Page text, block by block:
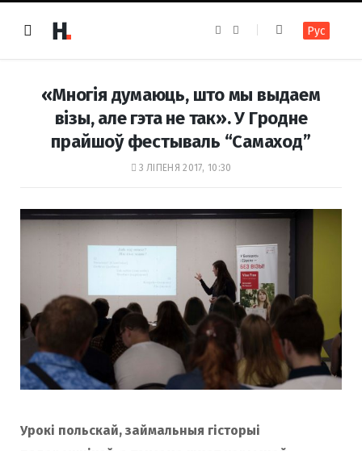
e
o
k
t
r
a
m
Рус
«Многія думаюць, што мы выдаем
візы, але гэта не так». У Гродне
прайшоў фестываль “Самаход”
3 ЛІПЕНЯ 2017, 10:30
Урокі польскай, займальныя гісторыі